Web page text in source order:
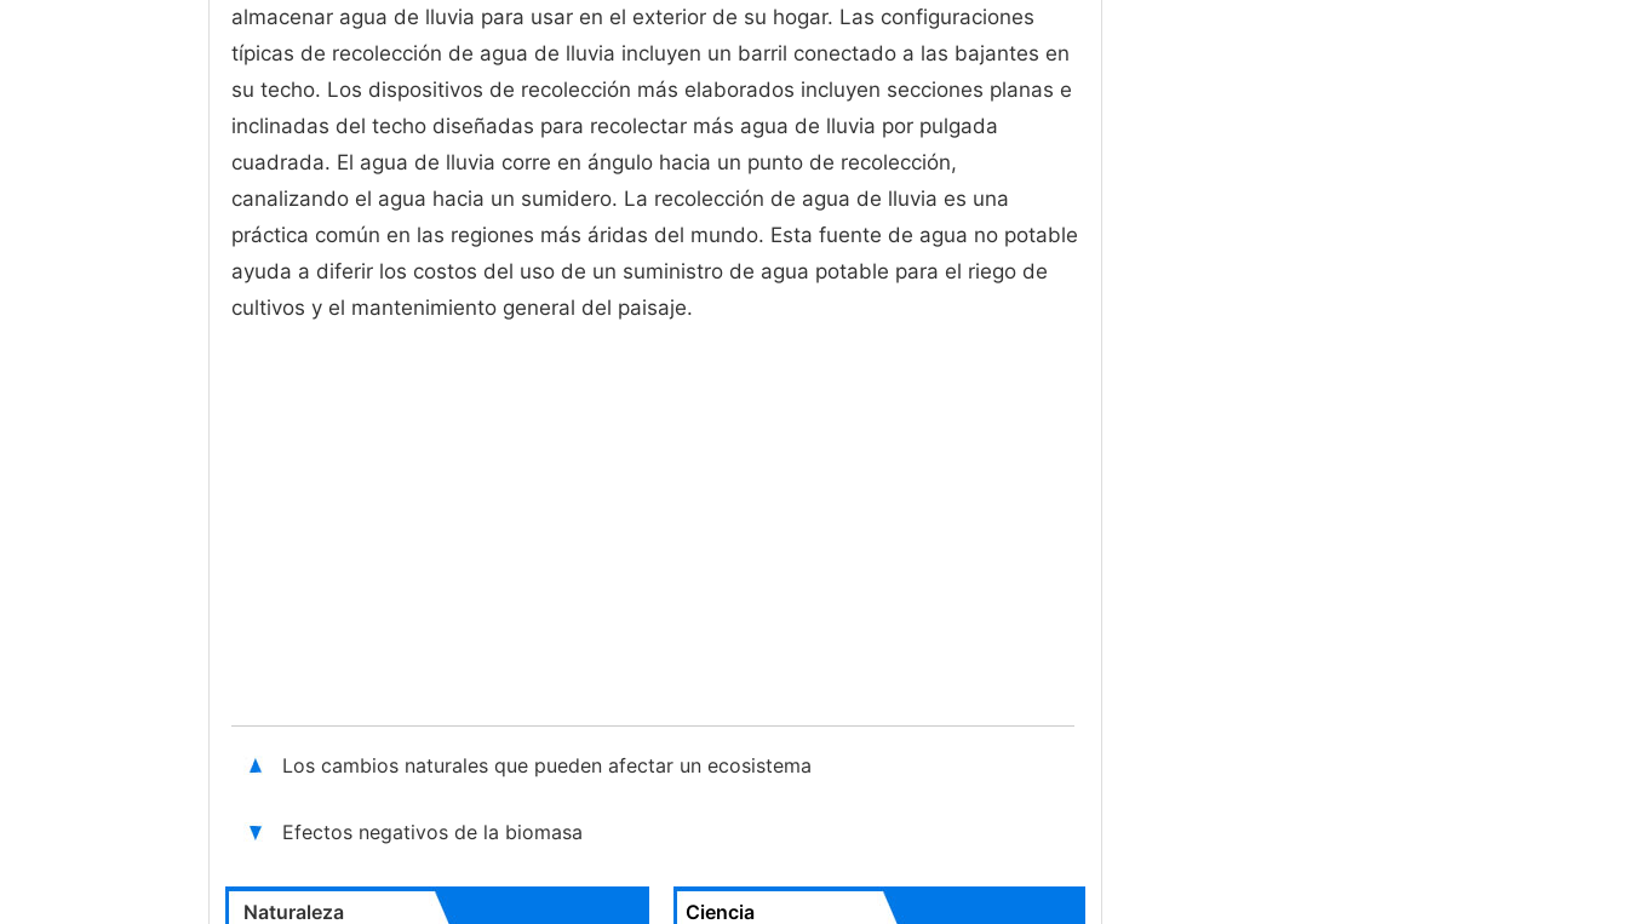
almacenar agua de lluvia para usar en el exterior de su hogar. Las configuraciones
típicas de recolección de agua de lluvia incluyen un barril conectado a las bajantes en
su techo. Los dispositivos de recolección más elaborados incluyen secciones planas e
inclinadas del techo diseñadas para recolectar más agua de lluvia por pulgada
cuadrada. El agua de lluvia corre en ángulo hacia un punto de recolección,
canalizando el agua hacia un sumidero. La recolección de agua de lluvia es una
práctica común en las regiones más áridas del mundo. Esta fuente de agua no potable
ayuda a diferir los costos del uso de un suministro de agua potable para el riego de
cultivos y el mantenimiento general del paisaje.
Los cambios naturales que pueden afectar un ecosistema
Efectos negativos de la biomasa
Naturaleza Ciencia